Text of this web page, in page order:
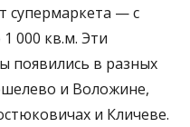
супермаркета — с
000 кв.м. Эти
появились в разных
и Воложине,
и Кличеве.